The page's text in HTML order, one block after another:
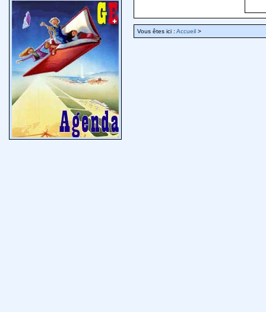
Vous êtes ici : Accueil >